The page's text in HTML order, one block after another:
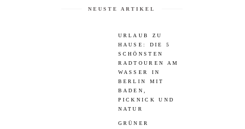
NEUSTE ARTIKEL
URLAUB ZU
HAUSE: DIE 5
SCHÖNSTEN
RADTOUREN AM
WASSER IN
BERLIN MIT
BADEN,
PICKNICK UND
NATUR
GRÜNER